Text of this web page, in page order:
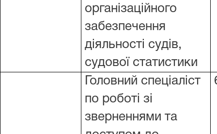
організаційного
забезпечення
діяльності судів,
судової статистики
Головний спеціаліст
по роботі зі
зверненнями та